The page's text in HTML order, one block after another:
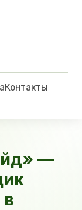
Контакты
—